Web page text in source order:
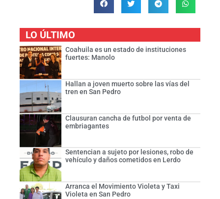
LO ÚLTIMO
Coahuila es un estado de instituciones
fuertes: Manolo
Hallan a joven muerto sobre las vías del
tren en San Pedro
Clausuran cancha de futbol por venta de
embriagantes
Sentencian a sujeto por lesiones, robo de
vehículo y daños cometidos en Lerdo
Arranca el Movimiento Violeta y Taxi
Violeta en San Pedro